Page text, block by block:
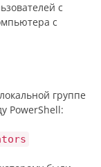
с
с
группе
PowerShell: